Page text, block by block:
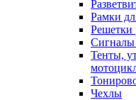
Рамки
Решетки
Сигналы
Тенты,
Чехлы